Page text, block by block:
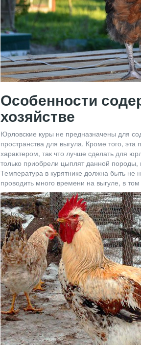
Особенности
хозяйстве
Юрловские куры не предназначены для
пространства для выгула. Кроме того,
характером, так что лучше сделать для
только приобрели цыплят данной
Температура в курятнике должна быть
проводить много времени на выгуле, в